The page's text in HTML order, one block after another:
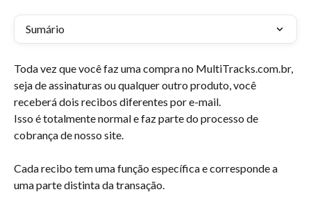
Sumário
Toda vez que você faz uma compra no MultiTracks.com.br,
seja de assinaturas ou qualquer outro produto, você
receberá dois recibos diferentes por e-mail.
Isso é totalmente normal e faz parte do processo de
cobrança de nosso site.
Cada recibo tem uma função específica e corresponde a
uma parte distinta da transação.